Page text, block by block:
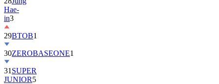
Hae-
in3
29BTOB1
30ZEROBASEONE1
31 SUPER
JUNIOR5